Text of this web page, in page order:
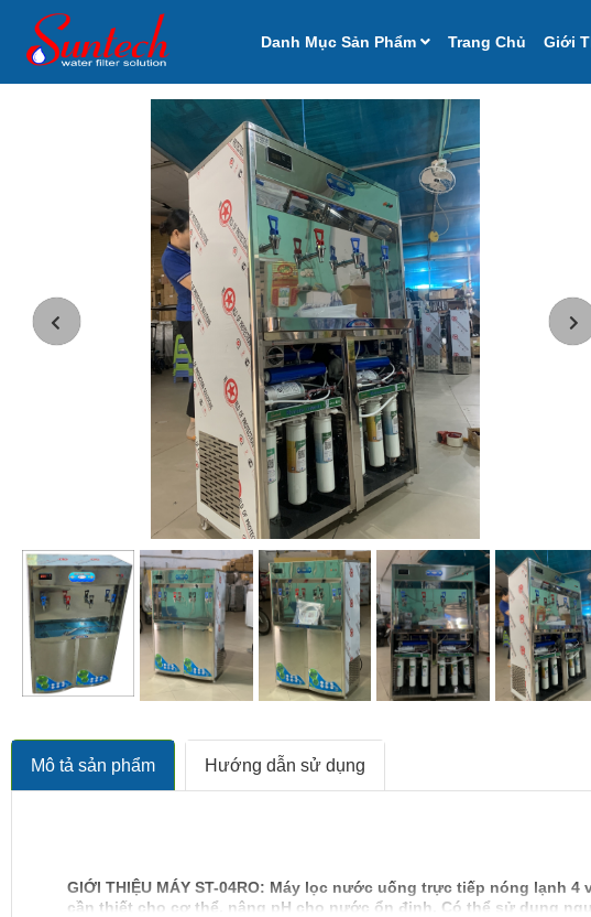
Danh Mục Sản Phẩm Trang Chủ Giới
Mô tả sản phẩm Hướng dẫn sử dụng
GIỚI THIỆU MÁY ST-04RO: Máy lọc nước uống trực tiếp nóng
cần thiết cho cơ thể, nâng pH cho nước ổn định. Có thể sử dụng